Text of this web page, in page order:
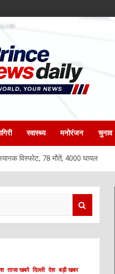
Daily
स्वास्थ्य मनोरंजन चुनाव
विस्फोट, 78 मौतें, 4000 घायल
ताजा खबरे दिल्ली देश बड़ी खबर